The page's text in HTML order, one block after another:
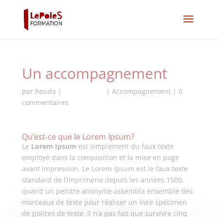
Un accompagnement
par houda | | Accompagnement| 0
commentaires
Qu’est-ce que le Lorem Ipsum?
Le Lorem Ipsum est simplement du faux texte
employé dans la composition et la mise en page
avant impression. Le Lorem Ipsum est le faux texte
standard de l’imprimerie depuis les années 1500,
quand un peintre anonyme assembla ensemble des
morceaux de texte pour réaliser un livre spécimen
de polices de texte. Il n’a pas fait que survivre cinq